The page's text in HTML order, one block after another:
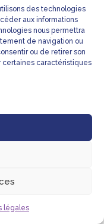
des technologies
aux informations
nous permettra
de navigation ou
ou de retirer son
certaines caractéristiques
légales
CONTACTER
© NHC CARE ™